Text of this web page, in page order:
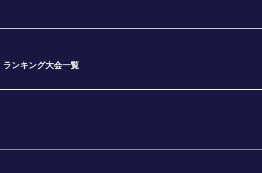
ランキング大会一覧